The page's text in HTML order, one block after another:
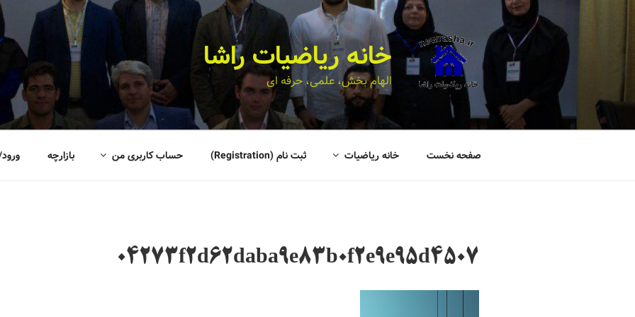
خانه ریاضیات راشا
الهام بخش، علمی، حرفه ای
صفحه نخست خانه ریاضیات ثبت نام (Registration) حساب کاربری من بازارچه
04273f2d62daba9e83b0f2e9e95d4507